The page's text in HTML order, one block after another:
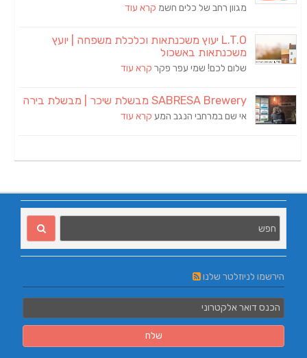
מגוון רחב של כלים חשמקרא עוד
L.T.O יעוץ משכנתאות וכלכלת משפחה | יועץ
משכנתאות באשכול
שלום לכם! שמי עפר פקרקרא עוד
SABRESA Brewery מבשלת שיכר | מבשלת בירה
אי שם במרחבי הנגב המעקרא עוד
הירשמו לניוזלטר שלנו